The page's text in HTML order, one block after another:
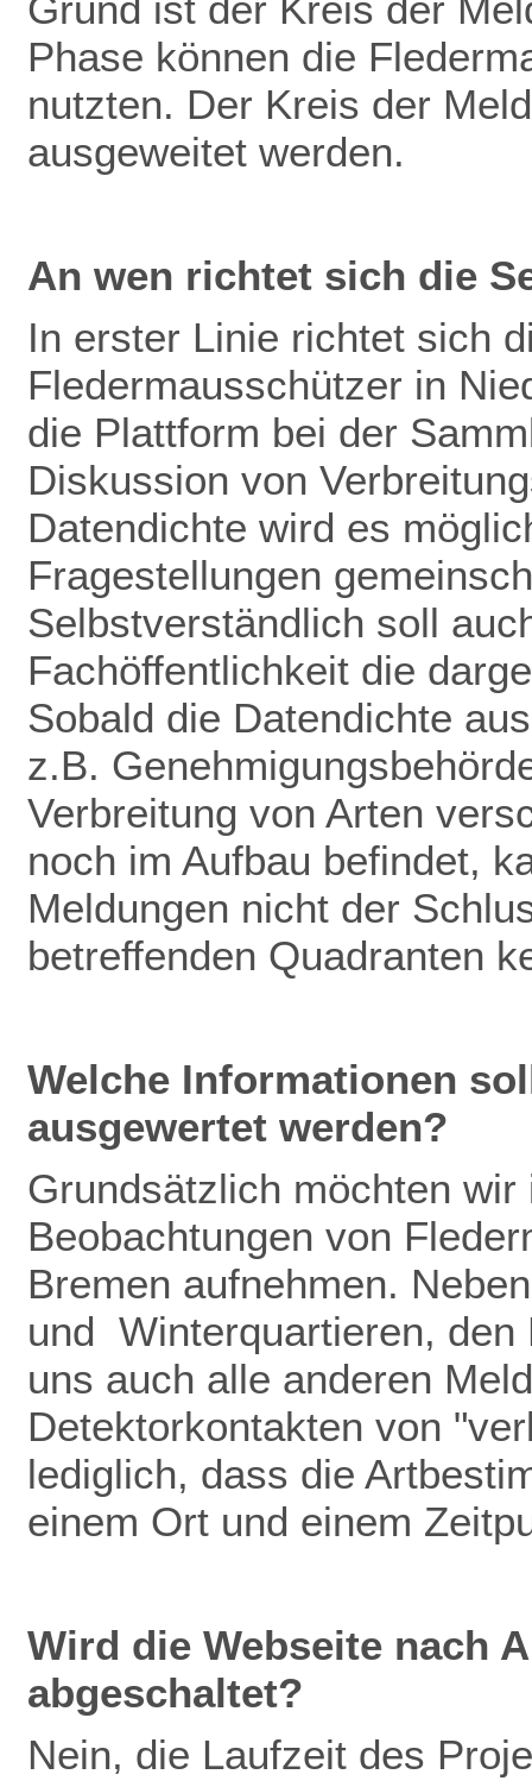
Phase können die
nutzten. Der Kreis der
ausgeweitet werden.
An wen richtet sich die
In erster Linie richtet sich
Fledermausschützer in
die Plattform bei der
Diskussion von
Datendichte wird es
Fragestellungen
Selbstverständlich soll
Fachöffentlichkeit die
Sobald die Datendichte
z.B.
Verbreitung von Arten
noch im Aufbau befindet,
Meldungen nicht der
betreffenden Quadranten
Welche Informationen
ausgewertet werden?
Grundsätzlich möchten
Beobachtungen von
Bremen aufnehmen.
und Winterquartieren, den
uns auch alle anderen
Detektorkontakten von
lediglich, dass die
einem Ort und einem
Wird die Webseite nach
abgeschaltet?
Nein, die Laufzeit des